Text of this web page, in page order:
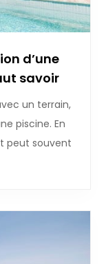
d’une
savoir
un terrain,
piscine. En
peut souvent